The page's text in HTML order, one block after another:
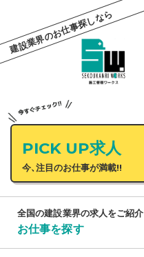
建設業界のお仕事探しなら
PICK UP求人
今、注目のお仕事が満載!!
全国の建設業界の求人をご紹介
お仕事を探す